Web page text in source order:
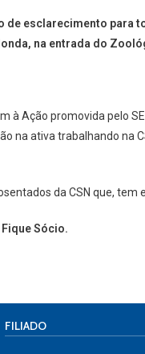
de esclarecimento
na entrada do
Ação promovida pelo
na ativa trabalhando na
da CSN que,
Sócio.
FILIADO